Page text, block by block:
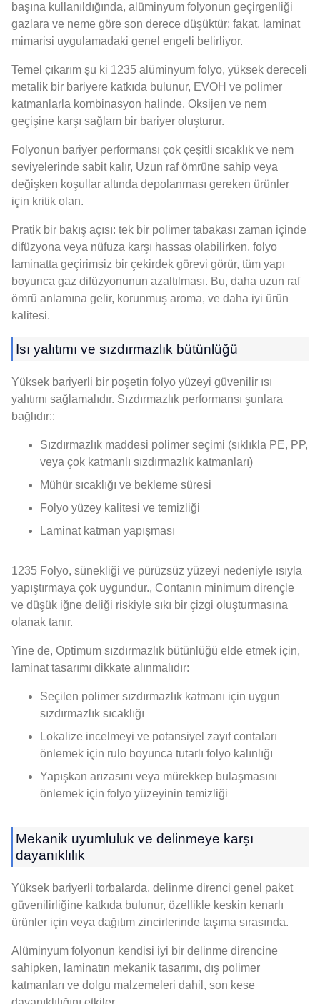
başına kullanıldığında, alüminyum folyonun geçirgenliği
gazlara ve neme göre son derece düşüktür; fakat, laminat
mimarisi uygulamadaki genel engeli belirliyor.
Temel çıkarım şu ki 1235 alüminyum folyo, yüksek dereceli
metalik bir bariyere katkıda bulunur, EVOH ve polimer
katmanlarla kombinasyon halinde, Oksijen ve nem
geçişine karşı sağlam bir bariyer oluşturur.
Folyonun bariyer performansı çok çeşitli sıcaklık ve nem
seviyelerinde sabit kalır, Uzun raf ömrüne sahip veya
değişken koşullar altında depolanması gereken ürünler
için kritik olan.
Pratik bir bakış açısı: tek bir polimer tabakası zaman içinde
difüzyona veya nüfuza karşı hassas olabilirken, folyo
laminatta geçirimsiz bir çekirdek görevi görür, tüm yapı
boyunca gaz difüzyonunun azaltılması. Bu, daha uzun raf
ömrü anlamına gelir, korunmuş aroma, ve daha iyi ürün
kalitesi.
Isı yalıtımı ve sızdırmazlık bütünlüğü
Yüksek bariyerli bir poşetin folyo yüzeyi güvenilir ısı
yalıtımı sağlamalıdır. Sızdırmazlık performansı şunlara
bağlıdır::
Sızdırmazlık maddesi polimer seçimi (sıklıkla PE, PP,
veya çok katmanlı sızdırmazlık katmanları)
Mühür sıcaklığı ve bekleme süresi
Folyo yüzey kalitesi ve temizliği
Laminat katman yapışması
1235 Folyo, sünekliği ve pürüzsüz yüzeyi nedeniyle ısıyla
yapıştırmaya çok uygundur., Contanın minimum dirençle
ve düşük iğne deliği riskiyle sıkı bir çizgi oluşturmasına
olanak tanır.
Yine de, Optimum sızdırmazlık bütünlüğü elde etmek için,
laminat tasarımı dikkate alınmalıdır:
Seçilen polimer sızdırmazlık katmanı için uygun
sızdırmazlık sıcaklığı
Lokalize incelmeyi ve potansiyel zayıf contaları
önlemek için rulo boyunca tutarlı folyo kalınlığı
Yapışkan arızasını veya mürekkep bulaşmasını
önlemek için folyo yüzeyinin temizliği
Mekanik uyumluluk ve delinmeye karşı
dayanıklılık
Yüksek bariyerli torbalarda, delinme direnci genel paket
güvenilirliğine katkıda bulunur, özellikle keskin kenarlı
ürünler için veya dağıtım zincirlerinde taşıma sırasında.
Alüminyum folyonun kendisi iyi bir delinme direncine
sahipken, laminatın mekanik tasarımı, dış polimer
katmanları ve dolgu malzemeleri dahil, son kese